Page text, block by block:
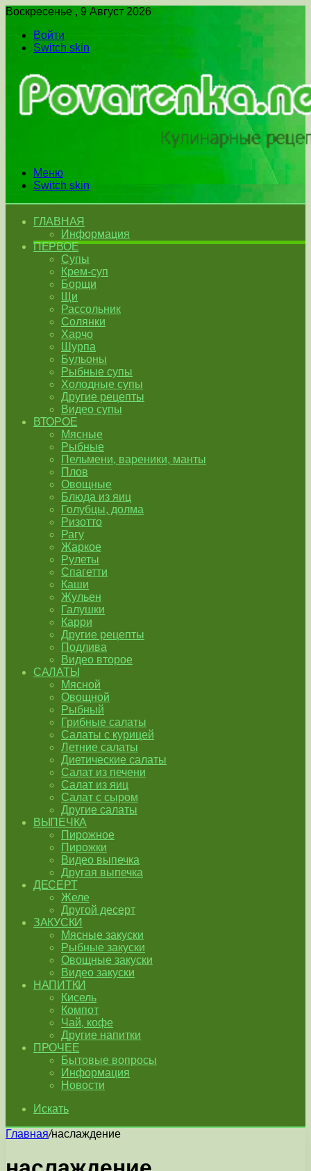
Воскресенье , 9 Август 2026
Войти
Switch skin
Меню
Switch skin
ГЛАВНАЯ
Информация
ПЕРВОЕ
Супы
Крем-суп
Борщи
Щи
Рассольник
Солянки
Харчо
Шурпа
Бульоны
Рыбные супы
Холодные супы
Другие рецепты
Видео супы
ВТОРОЕ
Мясные
Рыбные
Пельмени, вареники, манты
Плов
Овощные
Блюда из яиц
Голубцы, долма
Ризотто
Рагу
Жаркое
Рулеты
Спагетти
Каши
Жульен
Галушки
Карри
Другие рецепты
Подлива
Видео второе
САЛАТЫ
Мясной
Овощной
Рыбный
Грибные салаты
Салаты с курицей
Летние салаты
Диетические салаты
Салат из печени
Салат из яиц
Салат с сыром
Другие салаты
ВЫПЕЧКА
Пирожное
Пирожки
Видео выпечка
Другая выпечка
ДЕСЕРТ
Желе
Другой десерт
ЗАКУСКИ
Мясные закуски
Рыбные закуски
Овощные закуски
Видео закуски
НАПИТКИ
Кисель
Компот
Чай, кофе
Другие напитки
ПРОЧЕЕ
Бытовые вопросы
Информация
Новости
Искать
Главная/наслаждение